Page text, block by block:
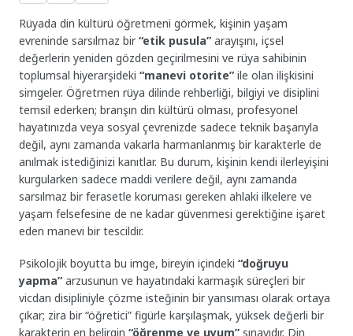
Rüyada din kültürü öğretmeni görmek, kişinin yaşam
evreninde sarsılmaz bir“etik pusula” arayışını, içsel
değerlerin yeniden gözden geçirilmesini ve rüya sahibinin
toplumsal hiyerarşideki“manevi otorite” ile olan ilişkisini
simgeler. Öğretmen rüya dilinde rehberliği, bilgiyi ve disiplini
temsil ederken; branşın din kültürü olması, profesyonel
hayatınızda veya sosyal çevrenizde sadece teknik başarıyla
değil, aynı zamanda vakarla harmanlanmış bir karakterle de
anılmak istediğinizi kanıtlar. Bu durum, kişinin kendi ilerleyişini
kurgularken sadece maddi verilere değil, aynı zamanda
sarsılmaz bir ferasetle koruması gereken ahlaki ilkelere ve
yaşam felsefesine de ne kadar güvenmesi gerektiğine işaret
eden manevi bir tescildir.
Psikolojik boyutta bu imge, bireyin içindeki“doğruyu
yapma” arzusunun ve hayatındaki karmaşık süreçleri bir
vicdan disipliniyle çözme isteğinin bir yansıması olarak ortaya
çıkar; zira bir “öğretici” figürle karşılaşmak, yüksek değerli bir
karakterin en belirgin“öğrenme ve uyum” sınavıdır. Din